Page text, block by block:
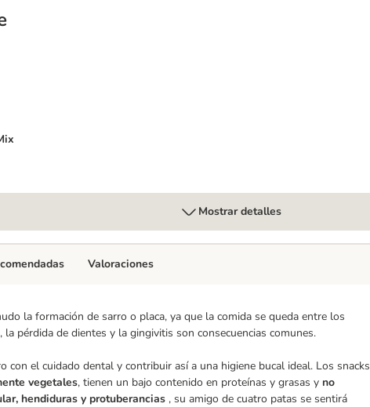
Mostrar detalles
la formación de sarro o placa, ya que la comida se queda entre los
pérdida de dientes y la gingivitis son consecuencias comunes.
con el cuidado dental y contribuir así a una higiene bucal ideal. Los snacks
vegetales, tienen un bajo contenido en proteínas y grasas y no
hendiduras y protuberancias , su amigo de cuatro patas se sentirá
Valoraciones